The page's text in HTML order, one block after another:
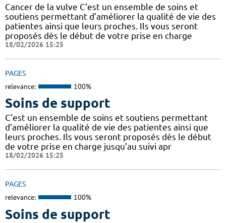
Cancer de la vulve C’est un ensemble de soins et
soutiens permettant d’améliorer la qualité de vie des
patientes ainsi que leurs proches. Ils vous seront
proposés dès le début de votre prise en charge
18/02/2026 15:25
PAGES
relevance: 100%
Soins de support
C’est un ensemble de soins et soutiens permettant
d’améliorer la qualité de vie des patientes ainsi que
leurs proches. Ils vous seront proposés dès le début
de votre prise en charge jusqu’au suivi apr
18/02/2026 15:25
PAGES
relevance: 100%
Soins de support